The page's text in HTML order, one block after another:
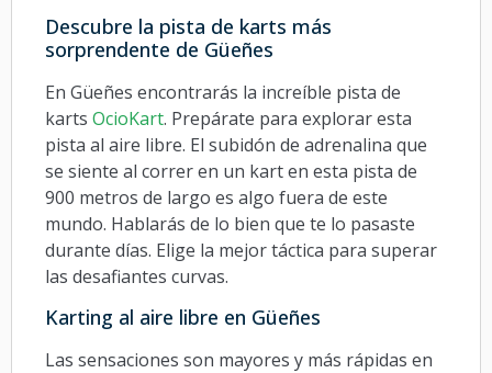
Descubre la pista de karts más
sorprendente de Güeñes
En Güeñes encontrarás la increíble pista de
karts OcioKart. Prepárate para explorar esta
pista al aire libre. El subidón de adrenalina que
se siente al correr en un kart en esta pista de
900 metros de largo es algo fuera de este
mundo. Hablarás de lo bien que te lo pasaste
durante días. Elige la mejor táctica para superar
las desafiantes curvas.
Karting al aire libre en Güeñes
Las sensaciones son mayores y más rápidas en